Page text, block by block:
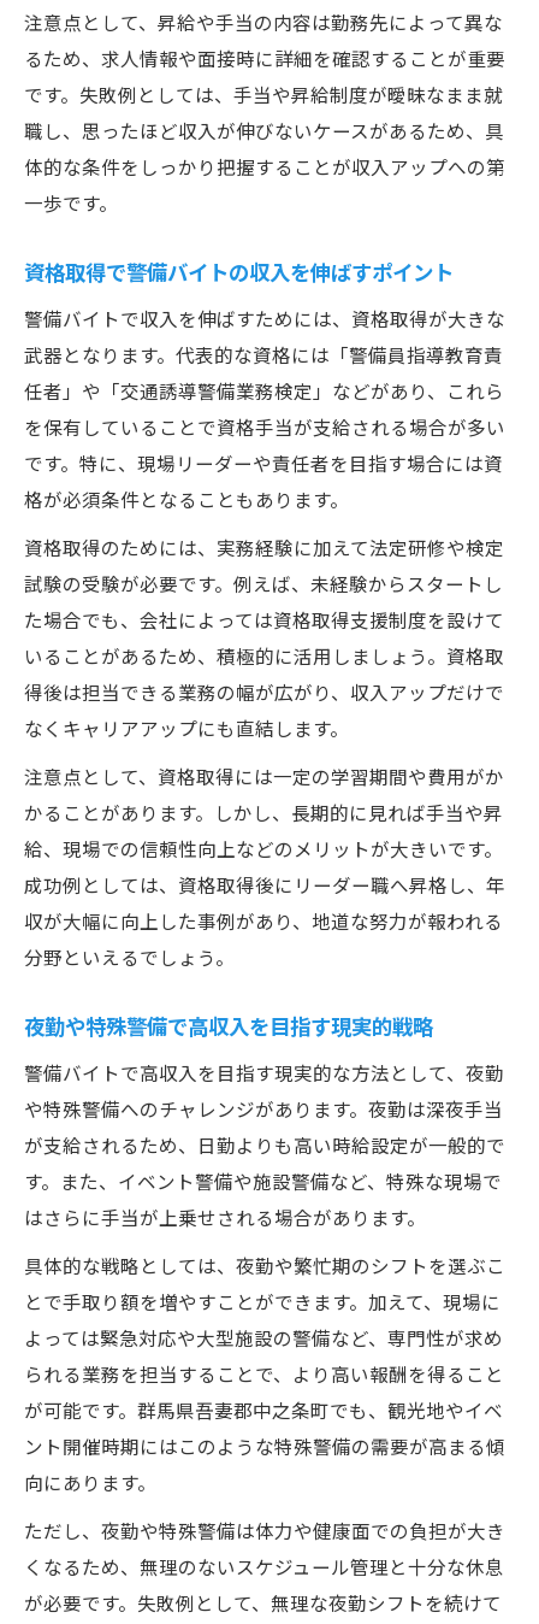
注意点として、昇給や手当の内容は勤務先によって異な
るため、求人情報や面接時に詳細を確認することが重要
です。失敗例としては、手当や昇給制度が曖昧なまま就
職し、思ったほど収入が伸びないケースがあるため、具
体的な条件をしっかり把握することが収入アップへの第
一歩です。
資格取得で警備バイトの収入を伸ばすポイント
警備バイトで収入を伸ばすためには、資格取得が大きな
武器となります。代表的な資格には「警備員指導教育責
任者」や「交通誘導警備業務検定」などがあり、これら
を保有していることで資格手当が支給される場合が多い
です。特に、現場リーダーや責任者を目指す場合には資
格が必須条件となることもあります。
資格取得のためには、実務経験に加えて法定研修や検定
試験の受験が必要です。例えば、未経験からスタートし
た場合でも、会社によっては資格取得支援制度を設けて
いることがあるため、積極的に活用しましょう。資格取
得後は担当できる業務の幅が広がり、収入アップだけで
なくキャリアアップにも直結します。
注意点として、資格取得には一定の学習期間や費用がか
かることがあります。しかし、長期的に見れば手当や昇
給、現場での信頼性向上などのメリットが大きいです。
成功例としては、資格取得後にリーダー職へ昇格し、年
収が大幅に向上した事例があり、地道な努力が報われる
分野といえるでしょう。
夜勤や特殊警備で高収入を目指す現実的戦略
警備バイトで高収入を目指す現実的な方法として、夜勤
や特殊警備へのチャレンジがあります。夜勤は深夜手当
が支給されるため、日勤よりも高い時給設定が一般的で
す。また、イベント警備や施設警備など、特殊な現場で
はさらに手当が上乗せされる場合があります。
具体的な戦略としては、夜勤や繁忙期のシフトを選ぶこ
とで手取り額を増やすことができます。加えて、現場に
よっては緊急対応や大型施設の警備など、専門性が求め
られる業務を担当することで、より高い報酬を得ること
が可能です。群馬県吾妻郡中之条町でも、観光地やイベ
ント開催時期にはこのような特殊警備の需要が高まる傾
向にあります。
ただし、夜勤や特殊警備は体力や健康面での負担が大き
くなるため、無理のないスケジュール管理と十分な休息
が必要です。失敗例として、無理な夜勤シフトを続けて